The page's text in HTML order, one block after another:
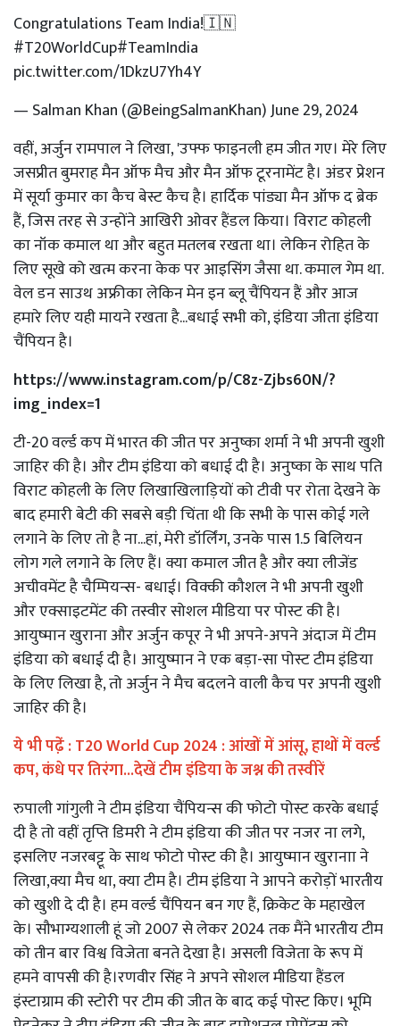
Congratulations Team India!🇮🇳
#T20WorldCup#TeamIndia
pic.twitter.com/1DkzU7Yh4Y
— Salman Khan (@BeingSalmanKhan)June 29, 2024
वहीं, अर्जुन रामपाल ने लिखा, 'उफ्फ फाइनली हम जीत गए। मेरे लिए
जसप्रीत बुमराह मैन ऑफ मैच और मैन ऑफ टूरनामेंट है। अंडर प्रेशन
में सूर्या कुमार का कैच बेस्ट कैच है। हार्दिक पांड्या मैन ऑफ द ब्रेक
हैं, जिस तरह से उन्होंने आखिरी ओवर हैंडल किया। विराट कोहली
का नॉक कमाल था और बहुत मतलब रखता था। लेकिन रोहित के
लिए सूखे को खत्म करना केक पर आइसिंग जैसा था. कमाल गेम था.
वेल डन साउथ अफ्रीका लेकिन मेन इन ब्लू चैंपियन हैं और आज
हमारे लिए यही मायने रखता है...बधाई सभी को, इंडिया जीता इंडिया
चैंपियन है।
https://www.instagram.com/p/C8z-Zjbs60N/?
img_index=1
टी-20 वर्ल्ड कप में भारत की जीत पर अनुष्का शर्मा ने भी अपनी खुशी
जाहिर की है। और टीम इंडिया को बधाई दी है। अनुष्का के साथ पति
विराट कोहली के लिए लिखाखिलाड़ियों को टीवी पर रोता देखने के
बाद हमारी बेटी की सबसे बड़ी चिंता थी कि सभी के पास कोई गले
लगाने के लिए तो है ना...हां, मेरी डॉर्लिंग, उनके पास 1.5 बिलियन
लोग गले लगाने के लिए हैं। क्या कमाल जीत है और क्या लीजेंड
अचीवमेंट है चैम्पियन्स- बधाई। विक्की कौशल ने भी अपनी खुशी
और एक्साइटमेंट की तस्वीर सोशल मीडिया पर पोस्ट की है।
आयुष्मान खुराना और अर्जुन कपूर ने भी अपने-अपने अंदाज में टीम
इंडिया को बधाई दी है। आयुष्मान ने एक बड़ा-सा पोस्ट टीम इंडिया
के लिए लिखा है, तो अर्जुन ने मैच बदलने वाली कैच पर अपनी खुशी
जाहिर की है।
ये भी पढे़ं :T20 World Cup 2024 : आंखों में आंसू, हाथों में वर्ल्ड
कप, कंधे पर तिरंगा...देखें टीम इंडिया के जश्न की तस्वीरें
रुपाली गांगुली ने टीम इंडिया चैंपियन्स की फोटो पोस्ट करके बधाई
दी है तो वहीं तृप्ति डिमरी ने टीम इंडिया की जीत पर नजर ना लगे,
इसलिए नजरबट्टू के साथ फोटो पोस्ट की है। आयुष्मान खुरानाा ने
लिखा,क्या मैच था, क्या टीम है। टीम इंडिया ने आपने करोड़ों भारतीय
को खुशी दे दी है। हम वर्ल्ड चैंपियन बन गए हैं, क्रिकेट के महाखेल
के। सौभाग्यशाली हूं जो 2007 से लेकर 2024 तक मैंने भारतीय टीम
को तीन बार विश्व विजेता बनते देखा है। असली विजेता के रूप में
हमने वापसी की है।रणवीर सिंह ने अपने सोशल मीडिया हैंडल
इंस्टाग्राम की स्टोरी पर टीम की जीत के बाद कई पोस्ट किए। भूमि